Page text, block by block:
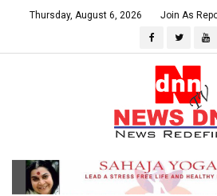
Thursday, August 6, 2026 Join As